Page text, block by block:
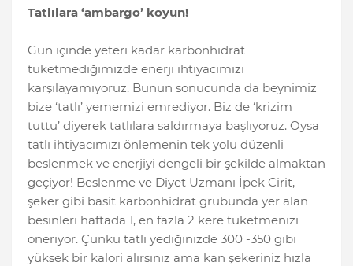
Tatlılara ‘ambargo’ koyun!
Gün içinde yeteri kadar karbonhidrat
tüketmediğimizde enerji ihtiyacımızı
karşılayamıyoruz. Bunun sonucunda da beynimiz
bize ‘tatlı’ yememizi emrediyor. Biz de ‘krizim
tuttu’ diyerek tatlılara saldırmaya başlıyoruz. Oysa
tatlı ihtiyacımızı önlemenin tek yolu düzenli
beslenmek ve enerjiyi dengeli bir şekilde almaktan
geçiyor! Beslenme ve Diyet Uzmanı İpek Cirit,
şeker gibi basit karbonhidrat grubunda yer alan
besinleri haftada 1, en fazla 2 kere tüketmenizi
öneriyor. Çünkü tatlı yediğinizde 300 -350 gibi
yüksek bir kalori alırsınız ama kan şekeriniz hızla